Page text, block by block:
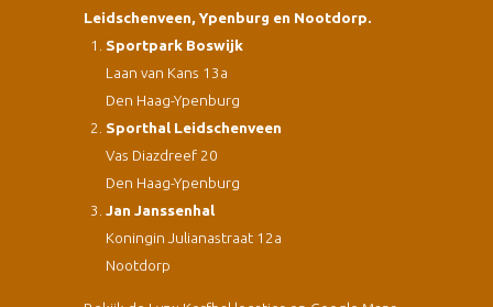
Leidschenveen, Ypenburg en Nootdorp.
Sportpark Boswijk
Laan van Kans 13a
Den Haag-Ypenburg
Sporthal Leidschenveen
Vas Diazdreef 20
Den Haag-Ypenburg
Jan Janssenhal
Koningin Julianastraat 12a
Nootdorp